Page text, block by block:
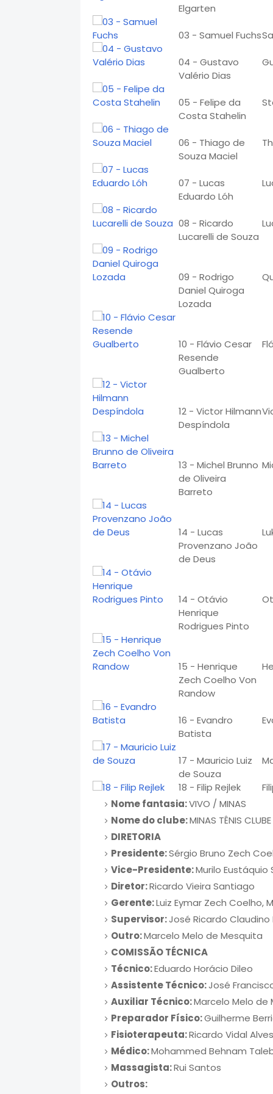
Elgarten
03 - Samuel Fuchs
04 - Gustavo
Valério Dias
05 - Felipe da
Costa Stahelin
06 - Thiago de
Souza Maciel
07 - Lucas
Eduardo Lóh
08 - Ricardo
Lucarelli de Souza
09 - Rodrigo
Daniel Quiroga
Lozada
10 - Flávio Cesar
Resende
Gualberto
12 - Victor Hilmann
Despíndola
13 - Michel Brunno
de Oliveira
Barreto
14 - Lucas
Provenzano João
de Deus
14 - Otávio
Henrique
Rodrigues Pinto
15 - Henrique
Zech Coelho Von
Randow
16 - Evandro
Batista
17 - Mauricio Luiz
de Souza
18 - Filip Rejlek
Nome fantasia:VIVO / MINAS
Nome do clube:MINAS TÊNIS
DIRETORIA
Presidente:Sérgio Bruno Zech
Vice-Presidente:Murilo Eustáquio
Diretor:Ricardo Vieira Santiago
Gerente:Luiz Eymar Zech Coelho,
Supervisor:José Ricardo Claudino
Outro:Marcelo Melo de Mesquita
COMISSÃO TÉCNICA
Técnico:Eduardo Horácio Dileo
Assistente Técnico:José
Auxiliar Técnico:Marcelo Melo de
Preparador Físico:Guilherme
Fisioterapeuta:Ricardo Vidal
Médico:Mohammed Behnam
Massagista:Rui Santos
Outros: